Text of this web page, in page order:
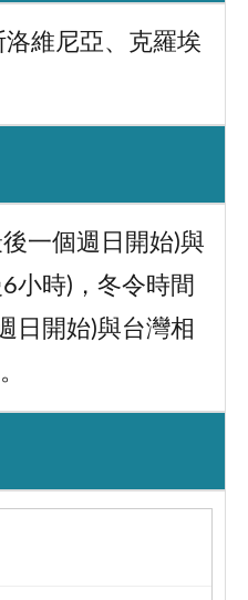
維尼亞、克羅埃
一個週日開始)與
小時)，冬令時間
日開始)與台灣相